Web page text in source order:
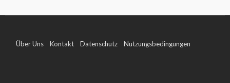
Über Uns Kontakt Datenschutz Nutzungsbedingungen